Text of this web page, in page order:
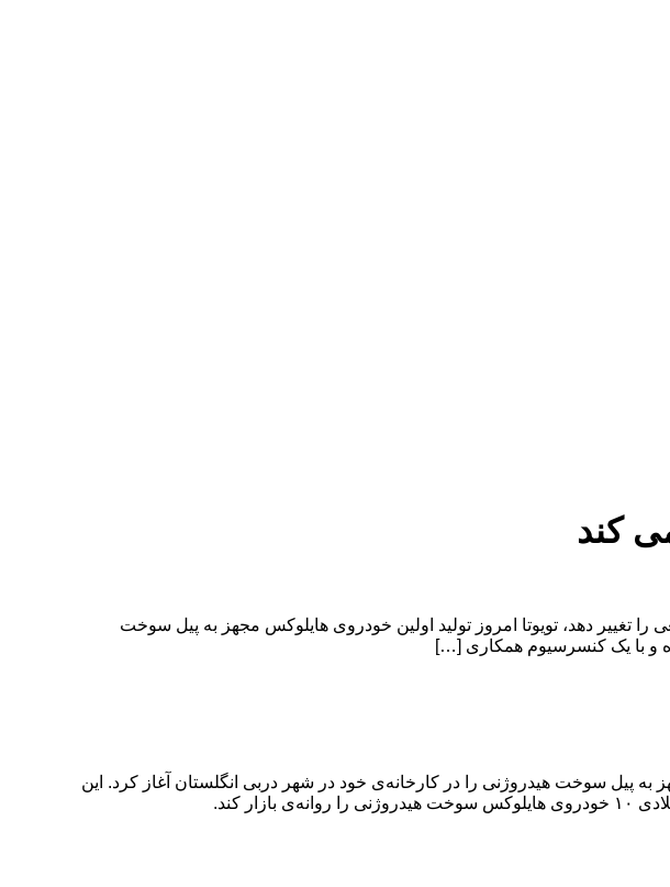
کند
تغییر دهد، تویوتا امروز تولید اولین خودروی هایلوکس مجهز به پیل سوخت
و با یک کنسرسیوم همکاری […]
به پیل سوخت هیدروژنی را در کارخانه‌ی خود در شهر دربی انگلستان آغاز کرد. این
کند.